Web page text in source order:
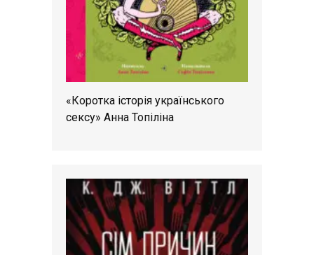
«Коротка історія українського
сексу» Анна Топіліна